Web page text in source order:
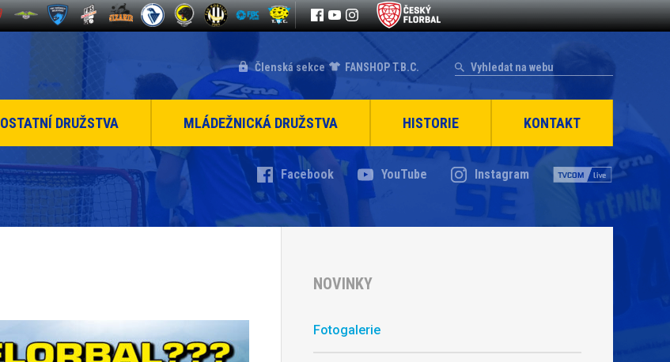
Členská sekce FANSHOP T.B.C.
OSTATNÍ DRUŽSTVA MLÁDEŽNICKÁ DRUŽSTVA HISTORIE KONTAKT
Facebook YouTube Instagram
NOVINKY
Fotogalerie